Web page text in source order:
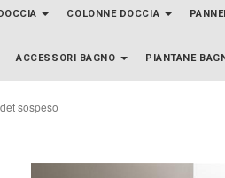
COLONNE DOCCIA
ACCESSORI BAGNO PIANTANE
sospeso